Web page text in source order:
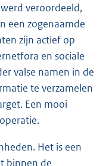
veroordeeld,
een zogenaamde
zijn actief op
en sociale
valse namen in de
te verzamelen
Een mooi
Het is een
binnen de